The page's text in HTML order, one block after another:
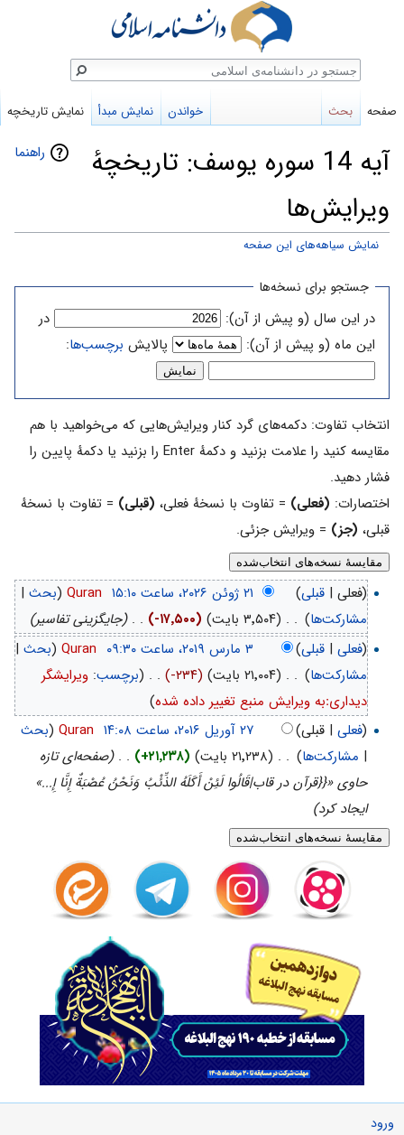
راهنما
آیه 14 سوره یوسف: تاریخچهٔ
ویرایش‌ها
نمایش سیاهه‌های این صفحه
ناوبری
جستجو
جستجو برای نسخه‌ها
در این سال (و پیش از آن):
در
این ماه (و پیش از آن):
پالایش برچسب‌ها:
انتخاب تفاوت: دکمه‌های گرد کنار ویرایش‌هایی که می‌خواهید با هم
مقایسه کنید را علامت بزنید و دکمهٔ Enter را بزنید یا دکمهٔ پایین را
فشار دهید.
اختصارات: (فعلی) = تفاوت با نسخهٔ فعلی، (قبلی) = تفاوت با نسخهٔ
قبلی، (جز) = ویرایش جزئی.
(فعلی | قبلی)
‏
Quran
(بحث|
مشارکت‌ها)
. . (۳٬۵۰۴ بایت) (-۱۷٬۵۰۰) . . (جایگزینی تفاسیر)
(فعلی| قبلی)
Quran
(بحث|
مشارکت‌ها)
. . (۲۱٬۰۰۴ بایت) (-۲۳۴)‏
. .
(برچسب: ویرایشگر
دیداریːبه ویرایش منبع تغییر داده شده
)
(فعلی| قبلی) ‏
Quran
(بحث
| مشارکت‌ها)
. . (۲۱٬۲۳۸ بایت) (+۲۱٬۲۳۸) . . (صفحه‌ای تازه
حاوی «{{قرآن در قاب|قَالُوا لَئِنْ أَكَلَهُ الذِّئْبُ وَنَحْنُ عُصْبَةٌ إِنَّا إِ...»
ایجاد کرد)
ورود
صفحه بحث خواندن نمایش مبدأ نمایش تاریخچه
جستجو